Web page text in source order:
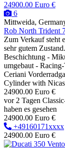
24900.00 Euro €
6
Mittweida,
Rob North Trident
Zum Verkauf steht
sehr gutem
Beschichtung -
umgebaut -
Ceriani
Cylinder with
24900.00 Euro €
vor 2 Tagen
haben es gesehen
24900.00 Euro €
+49160171xxxx
24900.00 Euro €